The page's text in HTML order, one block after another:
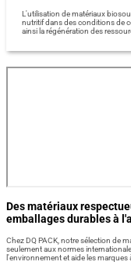
L'utilisation de matériaux
nutritif dans des conditions de
ainsi la régénération des
Des matériaux
emballages durables à
Chez DQ PACK, notre sélection de
seulement aux normes
l'environnement et aide les marques